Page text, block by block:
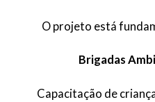
O projeto está
Brigadas
Capacitação de